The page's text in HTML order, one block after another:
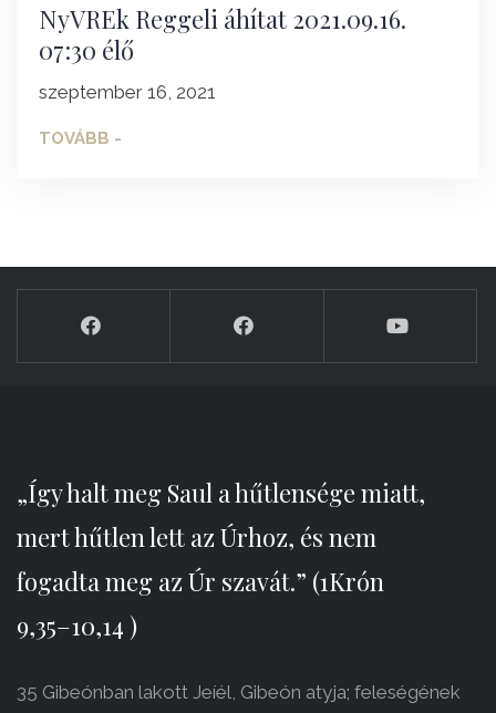
NyVREk Reggeli áhítat 2021.09.16.
07:30 élő
szeptember 16, 2021
TOVÁBB -
„Így halt meg Saul a hűtlensége miatt,
mert hűtlen lett az Úrhoz, és nem
fogadta meg az Úr szavát.” (1Krón
9,35–10,14 )
35 Gibeónban lakott Jeíél, Gibeón atyja; feleségének